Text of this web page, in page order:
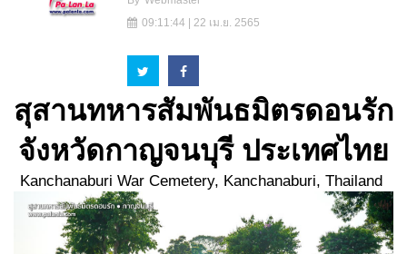
09:11:44 | 22 เม.ย. 2565
สุสานทหารสัมพันธมิตรดอนรัก
จังหวัดกาญจนบุรี ประเทศไทย
Kanchanaburi War Cemetery, Kanchanaburi, Thailand